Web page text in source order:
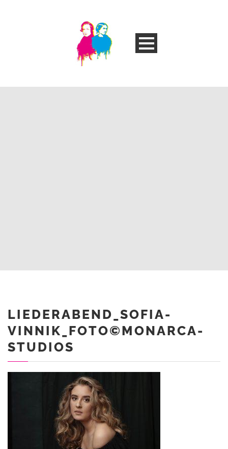
LIEDERABEND_SOFIA-
VINNIK_FOTO©MONARCA-
STUDIOS